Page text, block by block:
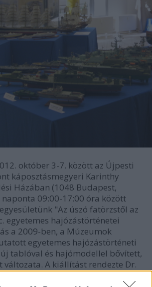
október 3-7. között az Újpesti
káposztásmegyeri Karinthy
Házában (1048 Budapest,
naponta 09:00-17:00 óra között
"Az úszó fatörzstől az
egyetemes hajózástörténetei
a 2009-ben, a Múzeumok
egyetemes hajózástörténeti
tablóval és hajómodellel bővített,
változata. A kiállítást rendezte Dr.
berendezésben közreműködött